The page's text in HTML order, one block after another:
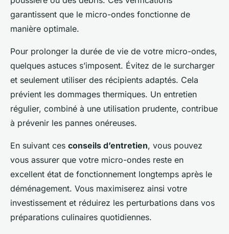
garantissent que le micro-ondes fonctionne de
manière optimale.
Pour prolonger la durée de vie de votre micro-ondes,
quelques astuces s’imposent. Évitez de le surcharger
et seulement utiliser des récipients adaptés. Cela
prévient les dommages thermiques. Un entretien
régulier, combiné à une utilisation prudente, contribue
à prévenir les pannes onéreuses.
En suivant ces conseils d’entretien, vous pouvez
vous assurer que votre micro-ondes reste en
excellent état de fonctionnement longtemps après le
déménagement. Vous maximiserez ainsi votre
investissement et réduirez les perturbations dans vos
préparations culinaires quotidiennes.